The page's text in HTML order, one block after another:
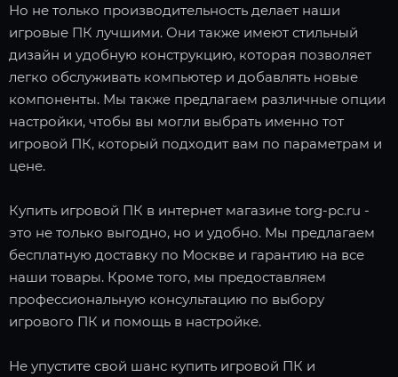
Но не только производительность делает наши
игровые ПК лучшими. Они также имеют стильный
дизайн и удобную конструкцию, которая позволяет
легко обслуживать компьютер и добавлять новые
компоненты. Мы также предлагаем различные опции
настройки, чтобы вы могли выбрать именно тот
игровой ПК, который подходит вам по параметрам и
цене.
Купить игровой ПК в интернет магазине torg-pc.ru -
это не только выгодно, но и удобно. Мы предлагаем
бесплатную доставку по Москве и гарантию на все
наши товары. Кроме того, мы предоставляем
профессиональную консультацию по выбору
игрового ПК и помощь в настройке.
Не упустите свой шанс купить игровой ПК и